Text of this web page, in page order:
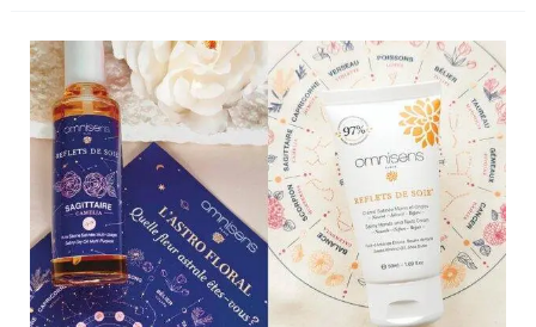
Omnisens
propose
la
convergence
astrale
avec
le
Rituel
Astro
Floral